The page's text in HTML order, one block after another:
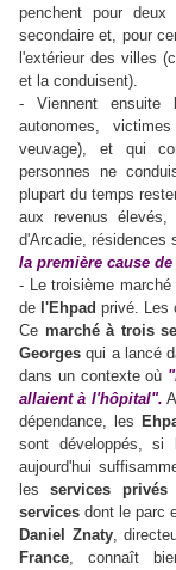
penchent pour
secondaire et, pour
l'extérieur des villes
et la conduisent).
- Viennent ensuite
autonomes,
veuvage), et qui
personnes ne
plupart du temps
aux revenus
d'Arcadie, résidences
la première cause
- Le troisième
de l'Ehpad privé. Les
Ce marché à trois
Georges qui a lancé
dans un contexte où
allaient à l'hôpital".
dépendance, les
sont développés, si
aujourd'hui
lesservices
services dont le parc
Daniel Znaty,
France, connaît